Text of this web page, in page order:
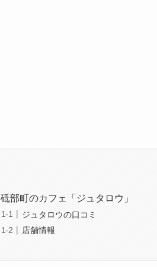
砥部町のカフェ「ジュタロウ」
ジュタロウの口コミ
店舗情報